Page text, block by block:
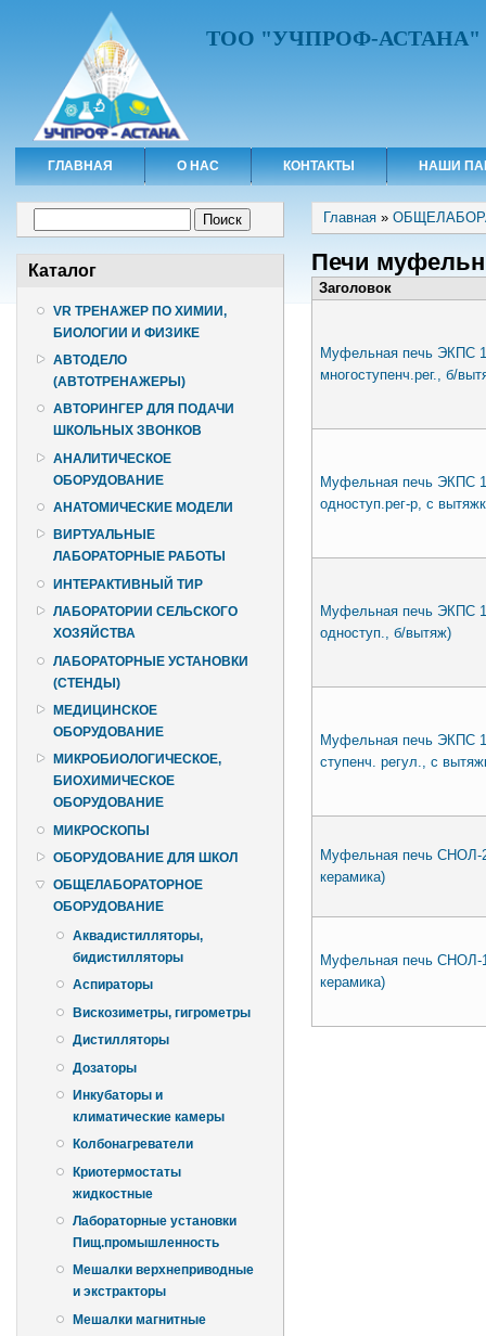
ТОО "УЧПРОФ-АСТАНА"
ГЛАВНАЯ О НАС КОНТАКТЫ НАШИ
Каталог
VR ТРЕНАЖЕР ПО ХИМИИ,
БИОЛОГИИ И ФИЗИКЕ
АВТОДЕЛО
(АВТОТРЕНАЖЕРЫ)
АВТОРИНГЕР ДЛЯ ПОДАЧИ
ШКОЛЬНЫХ ЗВОНКОВ
АНАЛИТИЧЕСКОЕ
ОБОРУДОВАНИЕ
АНАТОМИЧЕСКИЕ МОДЕЛИ
ВИРТУАЛЬНЫЕ
ЛАБОРАТОРНЫЕ РАБОТЫ
ИНТЕРАКТИВНЫЙ ТИР
ЛАБОРАТОРИИ СЕЛЬСКОГО
ХОЗЯЙСТВА
ЛАБОРАТОРНЫЕ УСТАНОВКИ
(СТЕНДЫ)
МЕДИЦИНСКОЕ
ОБОРУДОВАНИЕ
МИКРОБИОЛОГИЧЕСКОЕ,
БИОХИМИЧЕСКОЕ
ОБОРУДОВАНИЕ
МИКРОСКОПЫ
ОБОРУДОВАНИЕ ДЛЯ ШКОЛ
ОБЩЕЛАБОРАТОРНОЕ
ОБОРУДОВАНИЕ
Аквадистилляторы,
бидистилляторы
Аспираторы
Вискозиметры, гигрометры
Дистилляторы
Дозаторы
Инкубаторы и
климатические камеры
Колбонагреватели
Криотермостаты
жидкостные
Лабораторные установки
Пищ.промышленность
Мешалки верхнеприводные
и экстракторы
Мешалки магнитные
Вы здесь
Главная »
Печи
Заголовок
Муфельная печь ЭКПС
многоступенч.рег., б/
Муфельная печь ЭКПС
одноступ.рег-р, с
Муфельная печь ЭКПС
одноступ., б/вытяж)
Муфельная печь ЭКПС
ступенч. регул., с
Муфельная печь СНОЛ-
керамика)
Муфельная печь СНОЛ-
керамика)